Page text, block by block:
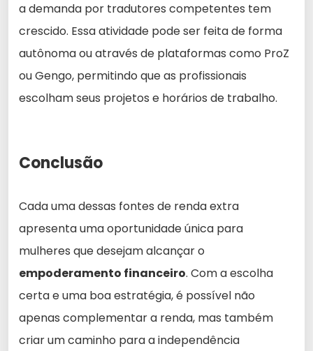
a demanda por tradutores competentes tem
crescido. Essa atividade pode ser feita de forma
autônoma ou através de plataformas como ProZ
ou Gengo, permitindo que as profissionais
escolham seus projetos e horários de trabalho.
Conclusão
Cada uma dessas fontes de renda extra
apresenta uma oportunidade única para
mulheres que desejam alcançar o
empoderamento financeiro. Com a escolha
certa e uma boa estratégia, é possível não
apenas complementar a renda, mas também
criar um caminho para a independência